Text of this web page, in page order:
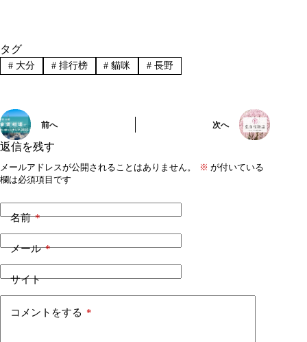
タグ
#大分 #排行榜 # 貓咪 # 長野
前へ 次へ
返信を残す
メールアドレスが公開されることはありません。 ※ が付いている
欄は必須項目です
名前*
メール*
サイト
コメントをする *